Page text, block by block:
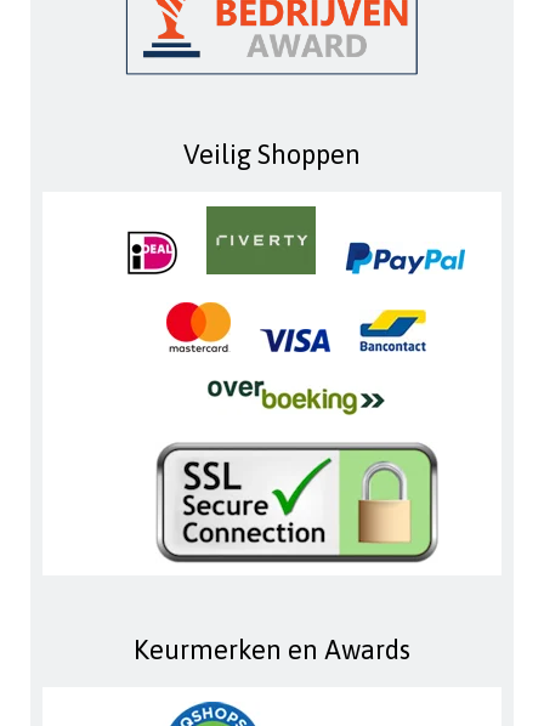
Veilig Shoppen
Keurmerken en Awards